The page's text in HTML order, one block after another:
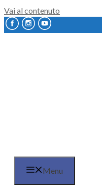
Vai al contenuto
Menu